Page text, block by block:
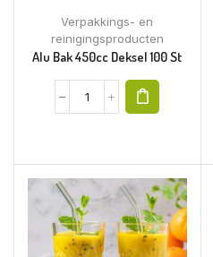
Verpakkings- en
reinigingsproducten
Alu Bak 450cc Deksel 100 St